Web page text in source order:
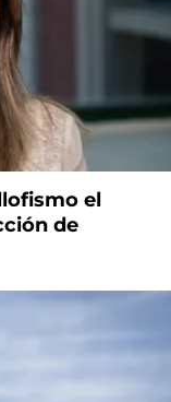
el
de